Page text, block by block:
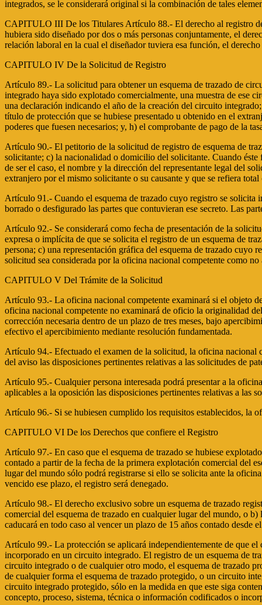
integrados, se le considerará original si la combinación de tales
CAPITULO III De los Titulares Artículo 88.- El derecho al registro de
hubiera sido diseñado por dos o más personas conjuntamente, el
relación laboral en la cual el diseñador tuviera esa función, el
CAPITULO IV De la Solicitud de Registro
Artículo 89.- La solicitud para obtener un esquema de trazado de
integrado haya sido explotado comercialmente, una muestra de ese
una declaración indicando el año de la creación del circuito
título de protección que se hubiese presentado u obtenido en el
poderes que fuesen necesarios; y, h) el comprobante de pago de la
Artículo 90.- El petitorio de la solicitud de registro de esquema de
solicitante; c) la nacionalidad o domicilio del solicitante. Cuando
de ser el caso, el nombre y la dirección del representante legal del
extranjero por el mismo solicitante o su causante y que se refiera
Artículo 91.- Cuando el esquema de trazado cuyo registro se solicita
borrado o desfigurado las partes que contuvieran ese secreto. Las
Artículo 92.- Se considerará como fecha de presentación de la
expresa o implícita de que se solicita el registro de un esquema de
persona; c) una representación gráfica del esquema de trazado cuyo
solicitud sea considerada por la oficina nacional competente como
CAPITULO V Del Trámite de la Solicitud
Artículo 93.- La oficina nacional competente examinará si el objeto
oficina nacional competente no examinará de oficio la originalidad
corrección necesaria dentro de un plazo de tres meses, bajo
efectivo el apercibimiento mediante resolución fundamentada.
Artículo 94.- Efectuado el examen de la solicitud, la oficina nacional
del aviso las disposiciones pertinentes relativas a las solicitudes de
Artículo 95.- Cualquier persona interesada podrá presentar a la
aplicables a la oposición las disposiciones pertinentes relativas a las
Artículo 96.- Si se hubiesen cumplido los requisitos establecidos, la
CAPITULO VI De los Derechos que confiere el Registro
Artículo 97.- En caso que el esquema de trazado se hubiese
contado a partir de la fecha de la primera explotación comercial del
lugar del mundo sólo podrá registrarse si ello se solicita ante la
vencido ese plazo, el registro será denegado.
Artículo 98.- El derecho exclusivo sobre un esquema de trazado
comercial del esquema de trazado en cualquier lugar del mundo, o
caducará en todo caso al vencer un plazo de 15 años contado desde
Artículo 99.- La protección se aplicará independientemente de que
incorporado en un circuito integrado. El registro de un esquema de
circuito integrado o de cualquier otro modo, el esquema de trazado
de cualquier forma el esquema de trazado protegido, o un circuito
circuito integrado protegido, sólo en la medida en que este siga
concepto, proceso, sistema, técnica o información codificados o